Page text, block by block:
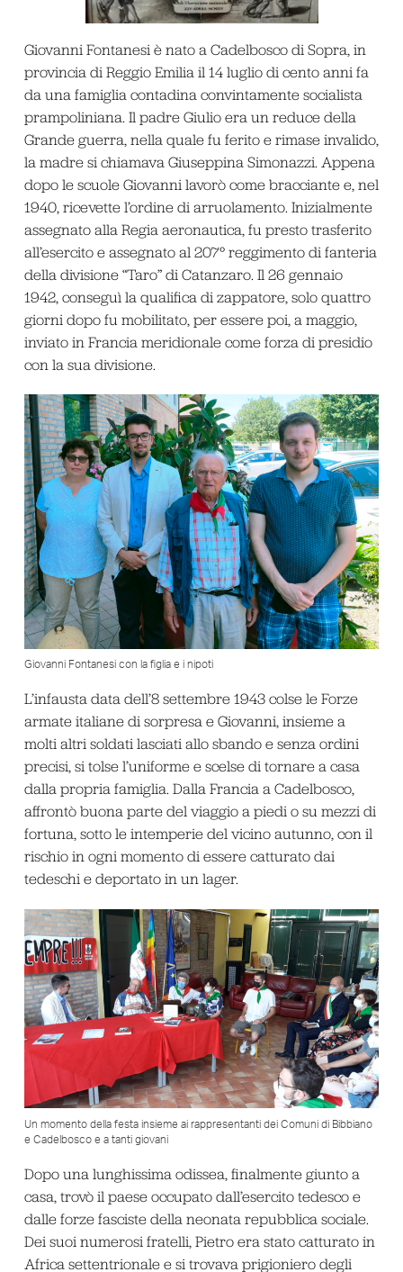
Giovanni Fontanesi è nato a Cadelbosco di Sopra, in
provincia di Reggio Emilia il 14 luglio di cento anni fa
da una famiglia contadina convintamente socialista
prampoliniana. Il padre Giulio era un reduce della
Grande guerra, nella quale fu ferito e rimase invalido,
la madre si chiamava Giuseppina Simonazzi. Appena
dopo le scuole Giovanni lavorò come bracciante e, nel
1940, ricevette l’ordine di arruolamento. Inizialmente
assegnato alla Regia aeronautica, fu presto trasferito
all’esercito e assegnato al 207° reggimento di fanteria
della divisione “Taro” di Catanzaro. Il 26 gennaio
1942, conseguì la qualifica di zappatore, solo quattro
giorni dopo fu mobilitato, per essere poi, a maggio,
inviato in Francia meridionale come forza di presidio
con la sua divisione.
Giovanni Fontanesi con la figlia e i nipoti
L’infausta data dell’8 settembre 1943 colse le Forze
armate italiane di sorpresa e Giovanni, insieme a
molti altri soldati lasciati allo sbando e senza ordini
precisi, si tolse l’uniforme e scelse di tornare a casa
dalla propria famiglia. Dalla Francia a Cadelbosco,
affrontò buona parte del viaggio a piedi o su mezzi di
fortuna, sotto le intemperie del vicino autunno, con il
rischio in ogni momento di essere catturato dai
tedeschi e deportato in un lager.
Un momento della festa insieme ai rappresentanti dei Comuni di Bibbiano
e Cadelbosco e a tanti giovani
Dopo una lunghissima odissea, finalmente giunto a
casa, trovò il paese occupato dall’esercito tedesco e
dalle forze fasciste della neonata repubblica sociale.
Dei suoi numerosi fratelli, Pietro era stato catturato in
Africa settentrionale e si trovava prigioniero degli